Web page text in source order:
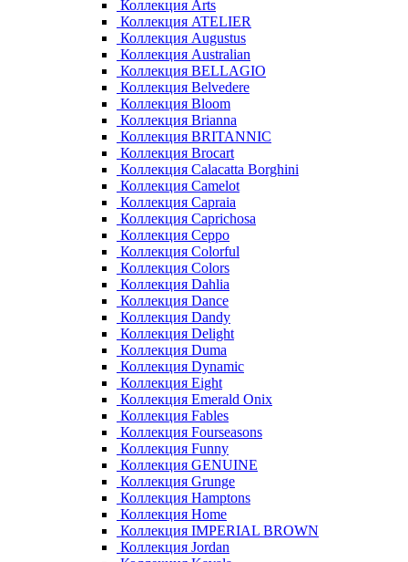
Коллекция Arts
Коллекция ATELIER
Коллекция Augustus
Коллекция Australian
Коллекция BELLAGIO
Коллекция Belvedere
Коллекция Bloom
Коллекция Brianna
Коллекция BRITANNIC
Коллекция Brocart
Коллекция Calacatta Borghini
Коллекция Camelot
Коллекция Capraia
Коллекция Caprichosa
Коллекция Ceppo
Коллекция Colorful
Коллекция Colors
Коллекция Dahlia
Коллекция Dance
Коллекция Dandy
Коллекция Delight
Коллекция Duma
Коллекция Dynamic
Коллекция Eight
Коллекция Emerald Onix
Коллекция Fables
Коллекция Fourseasons
Коллекция Funny
Коллекция GENUINE
Коллекция Grunge
Коллекция Hamptons
Коллекция Home
Коллекция IMPERIAL BROWN
Коллекция Jordan